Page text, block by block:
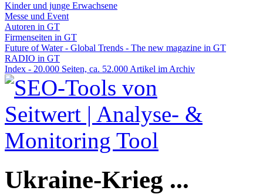
Kinder und junge Erwachsene
Messe und Event
Autoren in GT
Firmenseiten in GT
Future of Water - Global Trends - The new magazine in GT
RADIO in GT
Index - 20.000 Seiten, ca. 52.000 Artikel im Archiv
Ukraine-Krieg ...